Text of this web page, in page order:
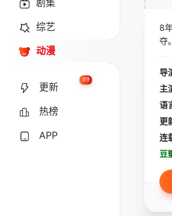
剧集
综艺
动漫
更新
99
热榜
APP
8
夺
场
导
主
语
更
连
豆